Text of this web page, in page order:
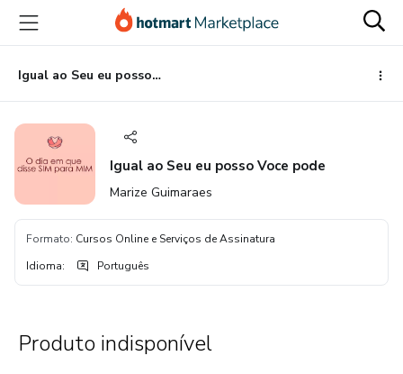
para
conteúdo
principal
para
pagamento
para
rodapé
Igual ao Seu eu posso Voce pode
Igual ao Seu eu posso Voce pode
Marize Guimaraes
Formato: Cursos Online e Serviços de Assinatura
Idioma: Português
Produto indisponível